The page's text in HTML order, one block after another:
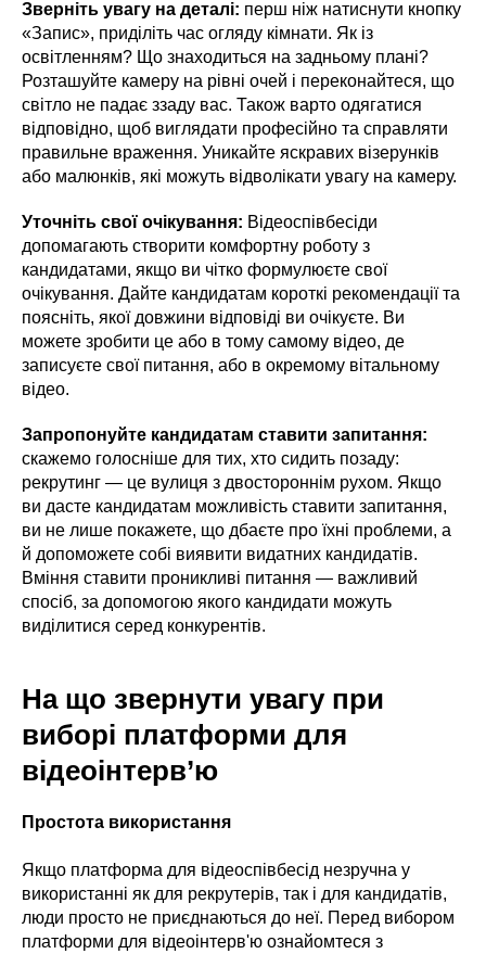
Зверніть увагу на деталі: перш ніж натиснути кнопку
«Запис», приділіть час огляду кімнати. Як із
освітленням? Що знаходиться на задньому плані?
Розташуйте камеру на рівні очей і переконайтеся, що
світло не падає ззаду вас. Також варто одягатися
відповідно, щоб виглядати професійно та справляти
правильне враження. Уникайте яскравих візерунків
або малюнків, які можуть відволікати увагу на камеру.
Уточніть свої очікування: Відеоспівбесіди
допомагають створити комфортну роботу з
кандидатами, якщо ви чітко формулюєте свої
очікування. Дайте кандидатам короткі рекомендації та
поясніть, якої довжини відповіді ви очікуєте. Ви
можете зробити це або в тому самому відео, де
записуєте свої питання, або в окремому вітальному
відео.
Запропонуйте кандидатам ставити запитання:
скажемо голосніше для тих, хто сидить позаду:
рекрутинг — це вулиця з двостороннім рухом. Якщо
ви дасте кандидатам можливість ставити запитання,
ви не лише покажете, що дбаєте про їхні проблеми, а
й допоможете собі виявити видатних кандидатів.
Вміння ставити проникливі питання — важливий
спосіб, за допомогою якого кандидати можуть
виділитися серед конкурентів.
На що звернути увагу при
виборі платформи для
відеоінтерв’ю
Простота використання
Якщо платформа для відеоспівбесід незручна у
використанні як для рекрутерів, так і для кандидатів,
люди просто не приєднаються до неї. Перед вибором
платформи для відеоінтерв'ю ознайомтеся з